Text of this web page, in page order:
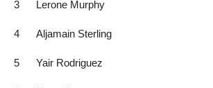
3 Lerone Murphy
4 Aljamain Sterling
5 Yair Rodriguez